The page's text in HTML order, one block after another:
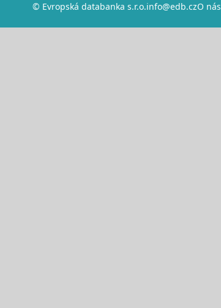
© Evropská databanka s.r.o.info@edb.czO nás